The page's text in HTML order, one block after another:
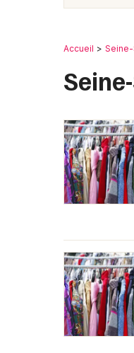
Accueil